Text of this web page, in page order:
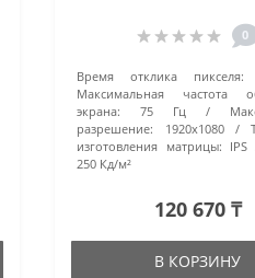
0
Время отклика пикселя:
Максимальная частота
экрана:
75 Гц
разрешение:
1920x1080
изготовления матрицы: IPS
250 Кд/м²
120 670 ₸
В КОРЗИНУ